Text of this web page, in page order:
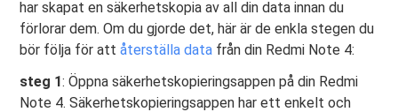
har skapat en säkerhetskopia av all din data innan du
förlorar dem. Om du gjorde det, här är de enkla stegen du
bör följa för attåterställa data från din Redmi Note 4:
steg 1: Öppna säkerhetskopieringsappen på din Redmi
Note 4. Säkerhetskopieringsappen har ett enkelt och